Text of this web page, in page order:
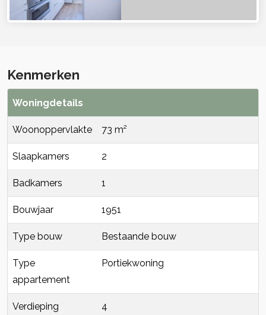
Kenmerken
Woningdetails
Woonoppervlakte 73 m²
Slaapkamers 2
Badkamers 1
Bouwjaar 1951
Type bouw Bestaande bouw
Type
appartement
Portiekwoning
Verdieping 4